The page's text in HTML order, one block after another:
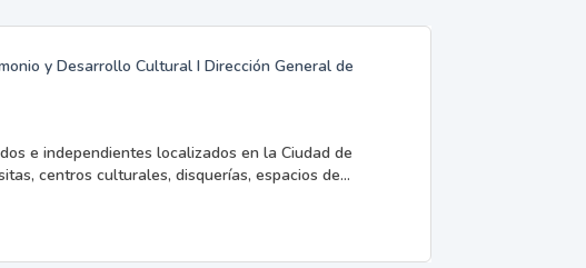
y Desarrollo Cultural I Dirección General de
e independientes localizados en la Ciudad de
centros culturales, disquerías, espacios de...